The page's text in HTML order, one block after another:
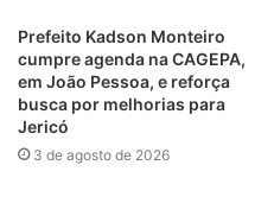
Prefeito Kadson Monteiro
cumpre agenda na CAGEPA,
em João Pessoa, e reforça
busca por melhorias para
Jericó
3 de agosto de 2026